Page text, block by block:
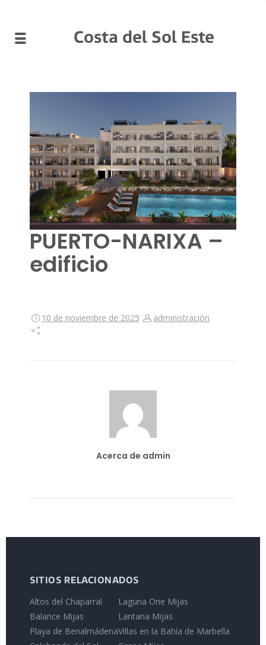
Costa del Sol Este
PUERTO-NARIXA –
edificio
10 de noviembre de 2025 administración
Acerca de admin
SITIOS RELACIONADOS
Altos del Chaparral
Balance Mijas
Playa de Benalmádena
Laguna One Mijas
Lantana Mijas
Villas en la Bahía de Marbella